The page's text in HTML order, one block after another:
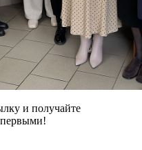
и получайте